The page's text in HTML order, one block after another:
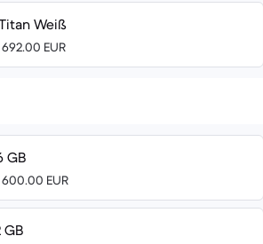
Weiß
EUR
GB
EUR
GB